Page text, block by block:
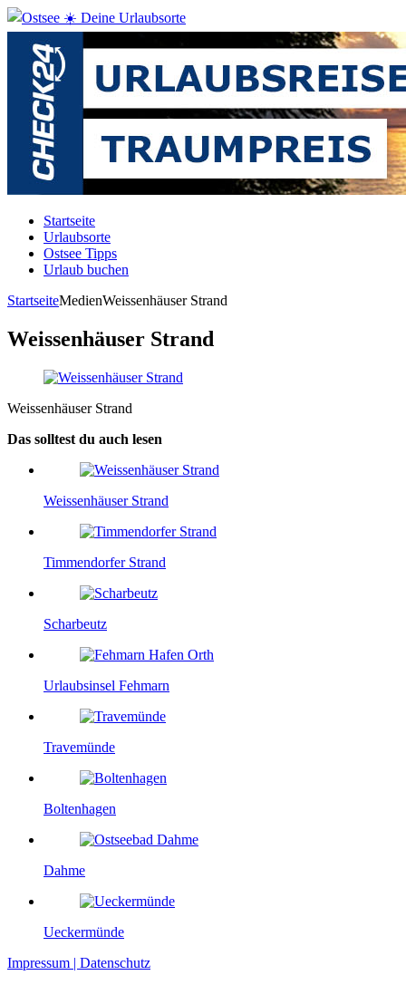
Startseite
Urlaubsorte
Ostsee Tipps
Urlaub buchen
StartseiteMedienWeissenhäuser Strand
Weissenhäuser Strand
Weissenhäuser Strand
Das solltest du auch lesen
Weissenhäuser Strand
Timmendorfer Strand
Scharbeutz
Urlaubsinsel Fehmarn
Travemünde
Boltenhagen
Dahme
Ueckermünde
Impressum | Datenschutz